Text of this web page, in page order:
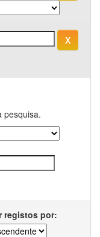
pesquisa.
registos por: